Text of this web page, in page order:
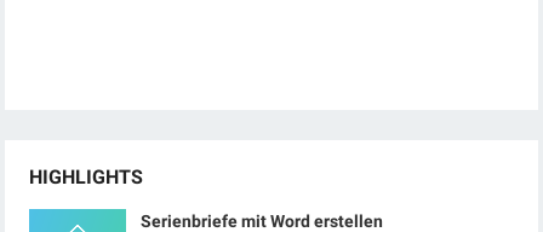
HIGHLIGHTS
Serienbriefe mit Word erstellen